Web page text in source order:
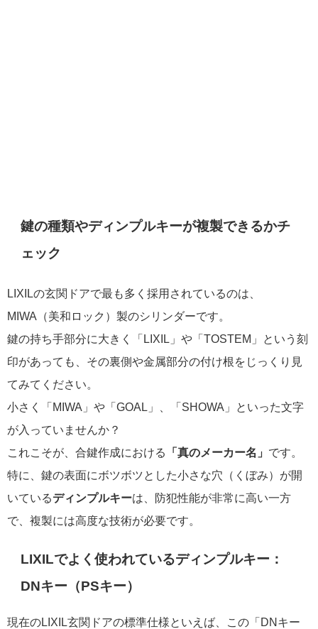
鍵の種類やディンプルキーが複製できるかチ
ェック
LIXILの玄関ドアで最も多く採用されているのは、
MIWA（美和ロック）製のシリンダーです。
鍵の持ち手部分に大きく「LIXIL」や「TOSTEM」という刻
印があっても、その裏側や金属部分の付け根をじっくり見
てみてください。
小さく「MIWA」や「GOAL」、「SHOWA」といった文字
が入っていませんか？
これこそが、合鍵作成における
「真のメーカー名」 です。
特に、鍵の表面にボツボツとした小さな穴（くぼみ）が開
いているディンプルキーは、防犯性能が非常に高い一方
で、複製には高度な技術が必要です。
LIXILでよく使われているディンプルキー：
DNキー（PSキー）
現在のLIXIL玄関ドアの標準仕様といえば、この「DNキー